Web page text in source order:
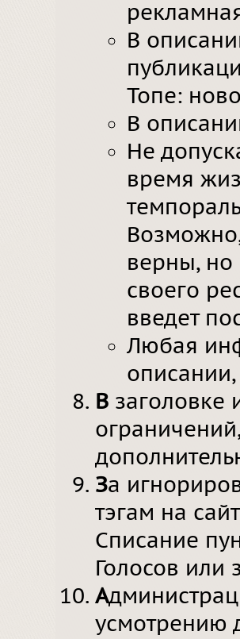
В
Топе:
В
Не
время
верны, но
своего
введет
Любая
В заголовке
За
тэгам на
Списание
Голосов или
А
усмотрению